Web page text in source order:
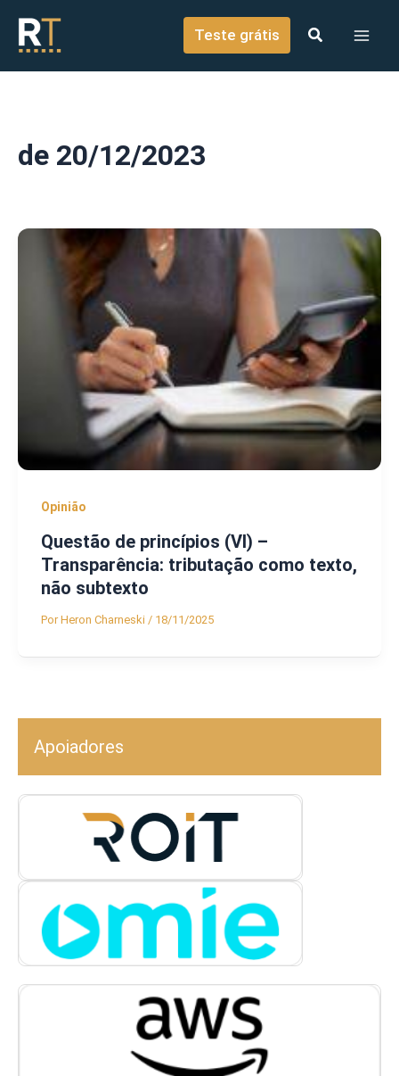
conteúdo
Teste grátis
de 20/12/2023
Opinião
Questão de princípios (VI) –
Transparência: tributação como texto,
não subtexto
PorHeron Charneski / 18/11/2025
Apoiadores